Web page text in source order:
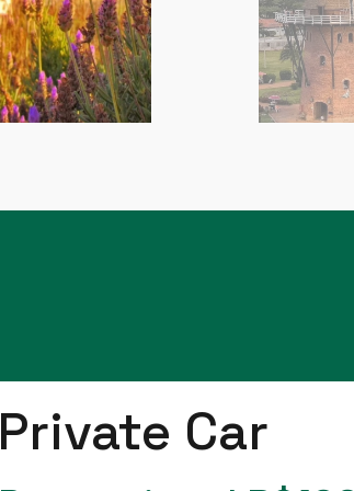
Private Car